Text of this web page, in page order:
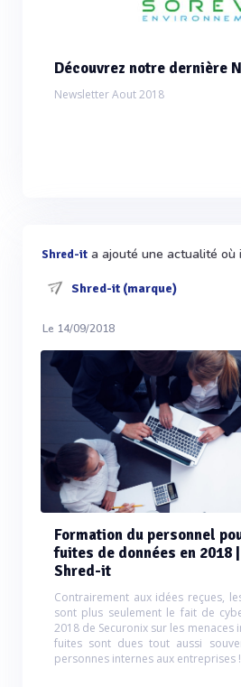
Découvrez notre dernière
Newsletter Aout 2018
Shred-it a ajouté une actualité où
Shred-it (marque)
Le 14/09/2018
Formation du personnel
fuites de données en 2018
Shred-it
Contrairement aux idées reçues,
sont plus seulement le fait de
2018 de Securonix sur les menaces
fuites sont dues tout aussi
personnes internes aux entreprises